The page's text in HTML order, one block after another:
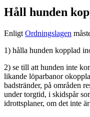
Håll hunden
Enligt Ordningslagen
1) hålla hunden kopplad
2) se till att hunden inte
likande löparbanor
badstränder, på områden
under torgtid, i skidspår
idrottsplaner, om det inte